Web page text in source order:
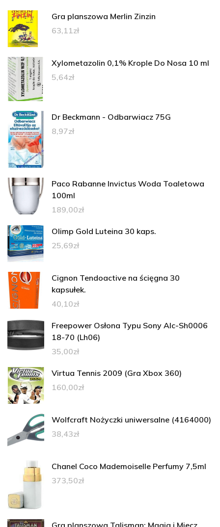
Gra planszowa Merlin Zinzin
63,11zł
Xylometazolin 0,1% Krople Do Nosa 10 ml
5,64zł
Dr Beckmann - Odbarwiacz 75G
8,97zł
Paco Rabanne Invictus Woda Toaletowa
100ml
189,00zł
Olimp Gold Luteina 30 kaps.
25,69zł
Cignon Tendoactive na ścięgna 30
kapsułek.
40,10zł
Freepower Osłona Typu Sony Alc-Sh0006
18-70 (Lh06)
35,00zł
Virtua Tennis 2009 (Gra Xbox 360)
160,00zł
Wolfcraft Nożyczki uniwersalne (4164000)
38,43zł
Chanel Coco Mademoiselle Perfumy 7,5ml
373,50zł
Gra planszowa Talisman: Magia i Miecz